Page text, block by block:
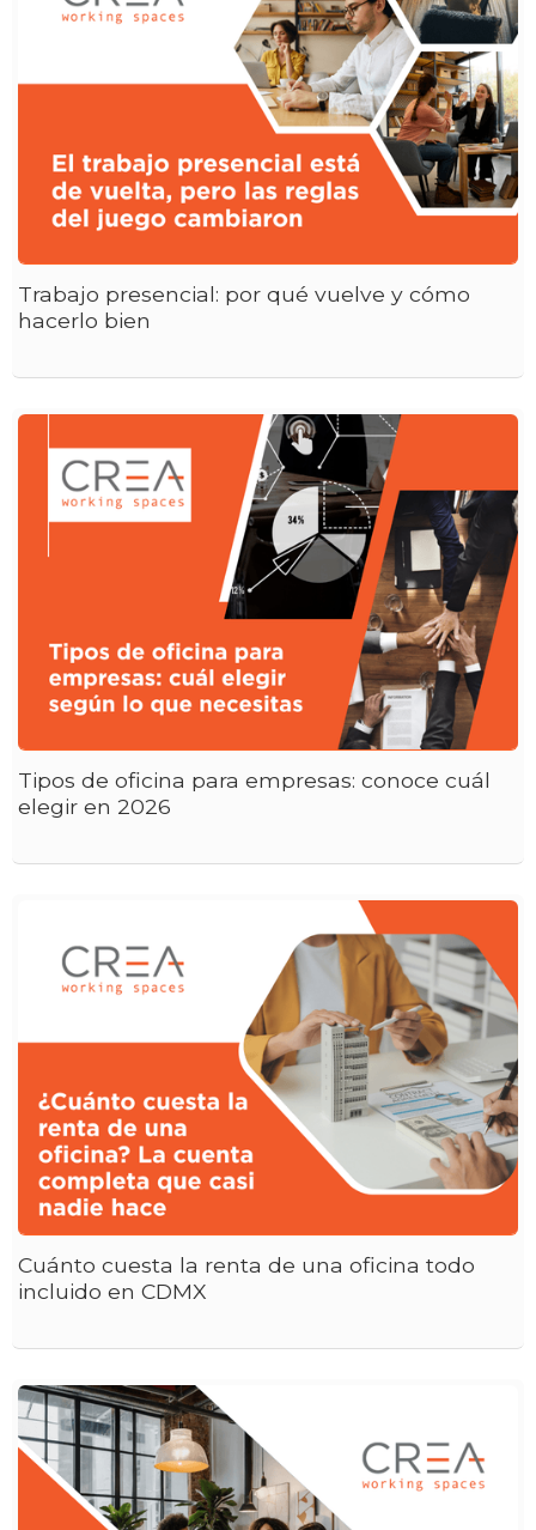
Trabajo presencial: por qué vuelve y cómo
hacerlo bien
Tipos de oficina para empresas: conoce cuál
elegir en 2026
Cuánto cuesta la renta de una oficina todo
incluido en CDMX